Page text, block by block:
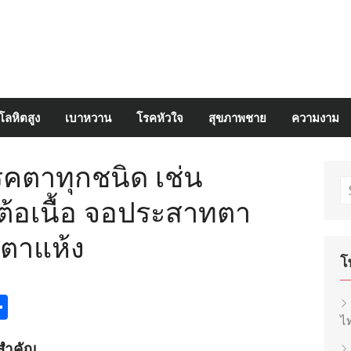
ลหิตสูง เบาหวาน โรคหัวใจ สุขภาพชาย ความงาม
คตาทุกชนิด เช่น
เนื้อ จอประสาทตา
าแห้ง
ไ